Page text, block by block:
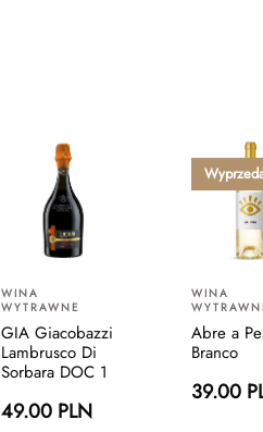
WINA
WYTRAWNE
GIA Giacobazzi
Lambrusco Di
Sorbara DOC 1
49.00 PLN
WINA
Abre a
Branco
39.00